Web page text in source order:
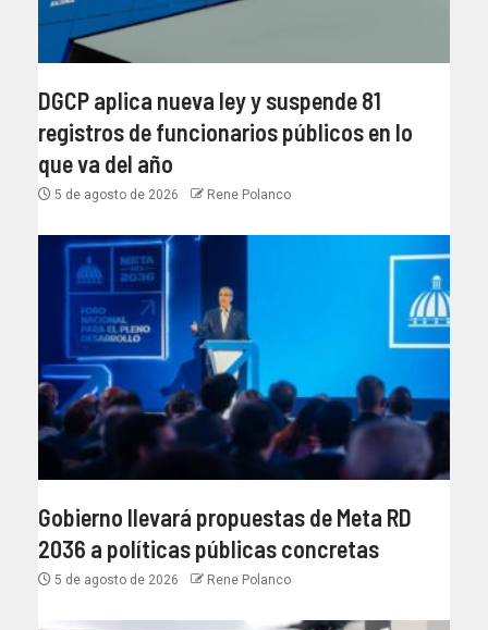
DGCP aplica nueva ley y suspende 81
registros de funcionarios públicos en lo
que va del año
5 de agosto de 2026 Rene Polanco
Gobierno llevará propuestas de Meta RD
2036 a políticas públicas concretas
5 de agosto de 2026 Rene Polanco